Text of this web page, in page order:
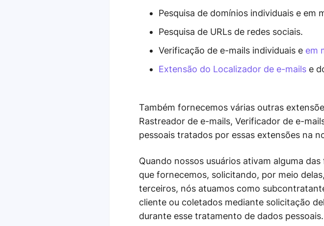
Pesquisa de domínios individuais e em
Pesquisa de URLs de redes sociais.
Verificação de e-mails individuais e em
Extensão do Localizador de e-mails e
Também fornecemos várias outras
Rastreador de e-mails, Verificador de e-
pessoais tratados por essas extensões na
Quando nossos usuários ativam alguma
que fornecemos, solicitando, por meio
terceiros, nós atuamos como
cliente ou coletados mediante solicitação
durante esse tratamento de dados pessoais.